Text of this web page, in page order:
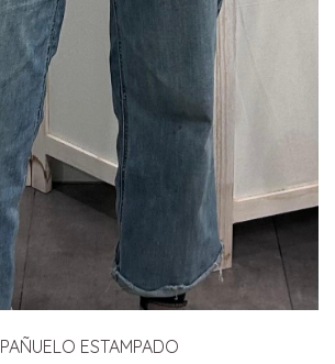
PAÑUELO ESTAMPADO